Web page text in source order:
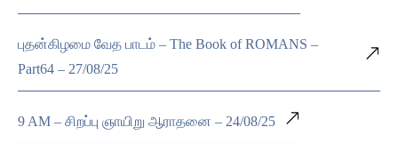
புதன்கிழமை வேத பாடம் – The Book of ROMANS –
Part64 – 27/08/25
9 AM – சிறப்பு ஞாயிறு ஆராதனை – 24/08/25